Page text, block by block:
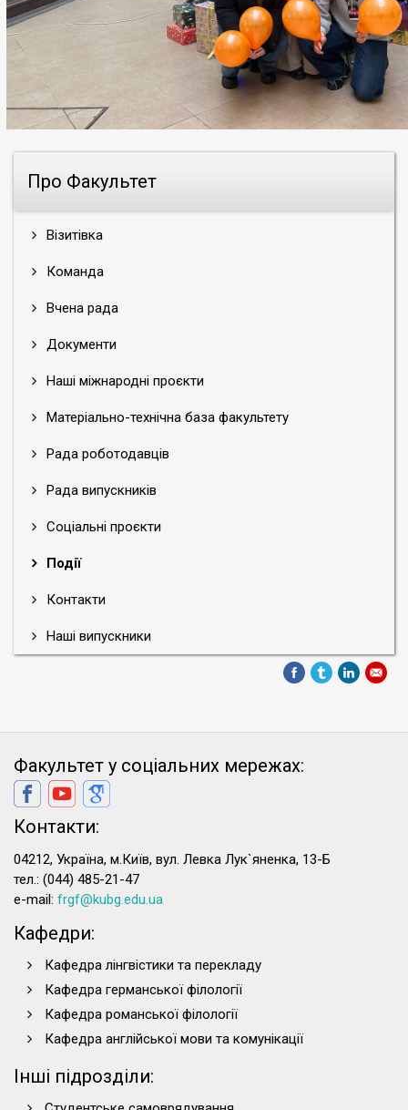
Про Факультет
Візитівка
Команда
Вчена рада
Документи
Наші міжнародні проєкти
Матеріально-технічна база факультету
Рада роботодавців
Рада випускників
Соціальні проєкти
Події
Контакти
Наші випускники
Факультет у соціальних мережах:
Контакти:
04212, Україна, м.Київ, вул. Левка Лук`яненка, 13-Б
тел.: (044) 485-21-47
e-mail: frgf@kubg.edu.ua
Кафедри:
Кафедра лінгвістики та перекладу
Кафедра германської філології
Кафедра романської філології
Кафедра англійської мови та комунікації
Інші підрозділи: